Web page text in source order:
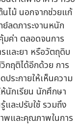
นไม้ นอกจากช่วยแก้
ลดภาระงานหนัก
มค่า ตลอดจนการ
และยา หรือวัตถุดิบ
กฤติได้อีกด้วย การ
ระกายให้เห็นความ
นักเรียน นักศึกษา
และปรับใช้ รวมถึง
พและคุณภาพในการ